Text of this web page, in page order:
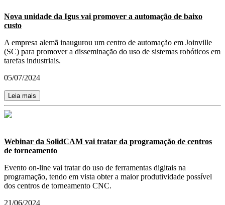
Nova unidade da Igus vai promover a automação de baixo
custo
A empresa alemã inaugurou um centro de automação em Joinville
(SC) para promover a disseminação do uso de sistemas robóticos em
tarefas industriais.
05/07/2024
Leia mais
Webinar da SolidCAM vai tratar da programação de centros
de torneamento
Evento on-line vai tratar do uso de ferramentas digitais na
programação, tendo em vista obter a maior produtividade possível
dos centros de torneamento CNC.
21/06/2024